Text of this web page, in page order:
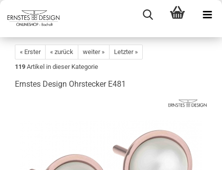
« Erster « zurück weiter »
Letzter »
119 Artikel in dieser Kategorie
Ernstes Design Ohrstecker E481